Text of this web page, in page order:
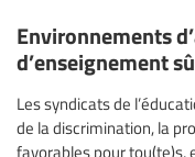
Environnements
d’enseignement
Les syndicats de
de la discrimination, la
favorables pour tou(te)s,